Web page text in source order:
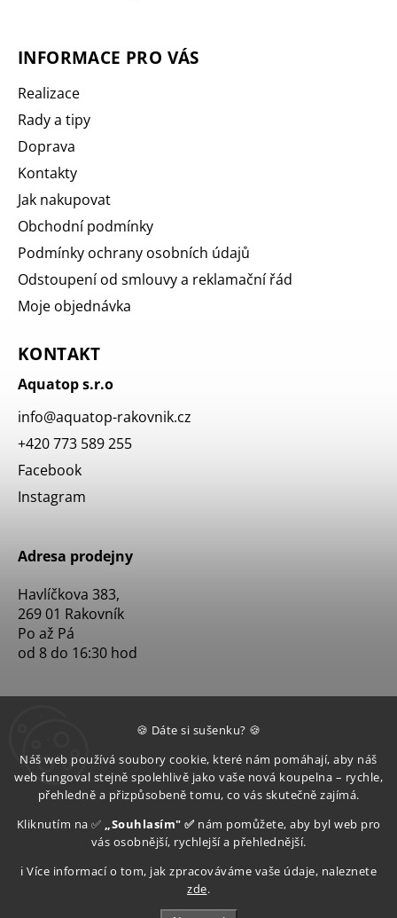
🍪 Dáte si sušenku? 🍪
Náš web používá soubory cookie, které nám pomáhají, aby náš
web fungoval stejně spolehlivě jako vaše nová koupelna – rychle,
přehledně a přizpůsobeně tomu, co vás skutečně zajímá.
Kliknutím na ✅ „Souhlasím" ✅ nám pomůžete, aby byl web pro
vás osobnější, rychlejší a přehlednější.
ℹ️ Více informací o tom, jak zpracováváme vaše údaje, naleznete
zde.
INFORMACE PRO VÁS
Realizace
Rady a tipy
Doprava
Kontakty
Jak nakupovat
Obchodní podmínky
Podmínky ochrany osobních údajů
Odstoupení od smlouvy a reklamační řád
Moje objednávka
KONTAKT
Aquatop s.r.o
info@aquatop-rakovnik.cz
+420 773 589 255
Facebook
Instagram
Adresa prodejny
Havlíčkova 383,
269 01 Rakovník
Po až Pá
od 8 do 16:30 hod